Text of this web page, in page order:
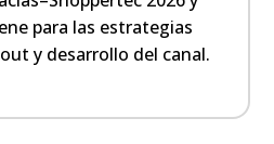
para las estrategias
y desarrollo del canal.